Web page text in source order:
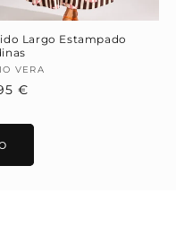
Largo Estampado
VERA
€